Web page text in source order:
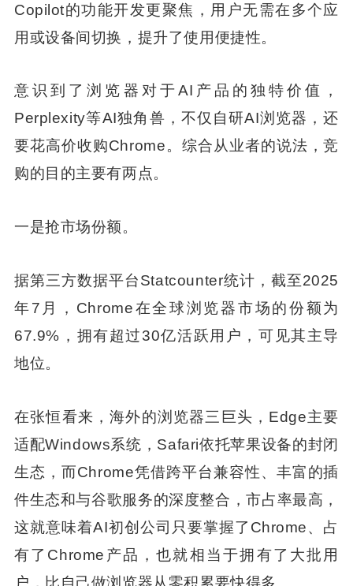
Copilot的功能开发更聚焦，用户无需在多个应
用或设备间切换，提升了使用便捷性。
意识到了浏览器对于AI产品的独特价值，
Perplexity等AI独角兽，不仅自研AI浏览器，还
要花高价收购Chrome。综合从业者的说法，竞
购的目的主要有两点。
一是抢市场份额。
据第三方数据平台Statcounter统计，截至2025
年7月，Chrome在全球浏览器市场的份额为
67.9%，拥有超过30亿活跃用户，可见其主导
地位。
在张恒看来，海外的浏览器三巨头，Edge主要
适配Windows系统，Safari依托苹果设备的封闭
生态，而Chrome凭借跨平台兼容性、丰富的插
件生态和与谷歌服务的深度整合，市占率最高，
这就意味着AI初创公司只要掌握了Chrome、占
有了Chrome产品，也就相当于拥有了大批用
户，比自己做浏览器从零积累要快得多。